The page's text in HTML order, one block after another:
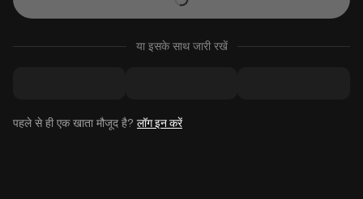
या इसके साथ जारी रखें
पहले से ही एक खाता मौजूद है? लॉग इन करें